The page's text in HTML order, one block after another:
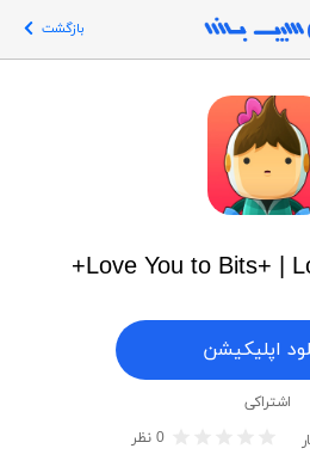
بازگشت
Love You to Bits+ |
اپلیکیشن
اشتراکی
0 نظر